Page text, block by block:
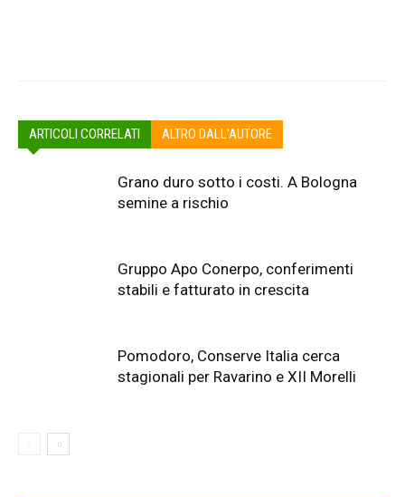
ARTICOLI CORRELATI ALTRO DALL'AUTORE
Grano duro sotto i costi. A Bologna
semine a rischio
Gruppo Apo Conerpo, conferimenti
stabili e fatturato in crescita
Pomodoro, Conserve Italia cerca
stagionali per Ravarino e XII Morelli